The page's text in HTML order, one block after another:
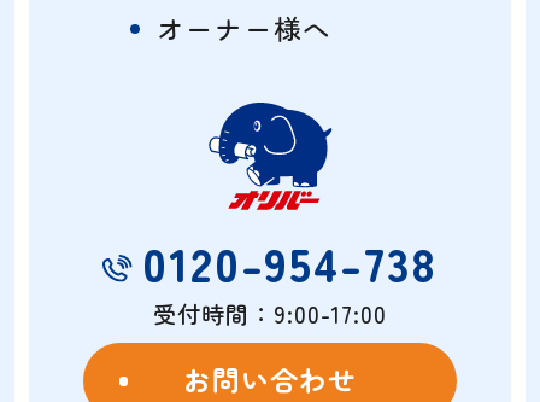
オーナー様へ
0120-954-738
受付時間：9:00-17:00
お問い合わせ